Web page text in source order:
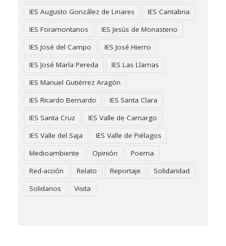
IES Augusto González de Linares
IES Cantabria
IES Foramontanos
IES Jesús de Monasterio
IES José del Campo
IES José Hierro
IES José María Pereda
IES Las Llamas
IES Manuel Gutiérrez Aragón
IES Ricardo Bernardo
IES Santa Clara
IES Santa Cruz
IES Valle de Camargo
IES Valle del Saja
IES Valle de Piélagos
Medioambiente
Opinión
Poema
Red-acción
Relato Reportaje
Solidaridad
Solidarios
Visita